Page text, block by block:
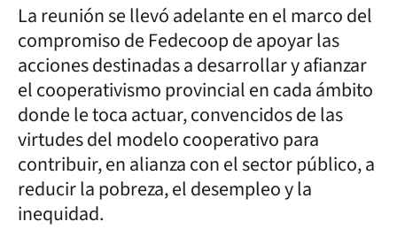
La reunión se llevó adelante en el marco del
compromiso de Fedecoop de apoyar las
acciones destinadas a desarrollar y afianzar
el cooperativismo provincial en cada ámbito
donde le toca actuar, convencidos de las
virtudes del modelo cooperativo para
contribuir, en alianza con el sector público, a
reducir la pobreza, el desempleo y la
inequidad.